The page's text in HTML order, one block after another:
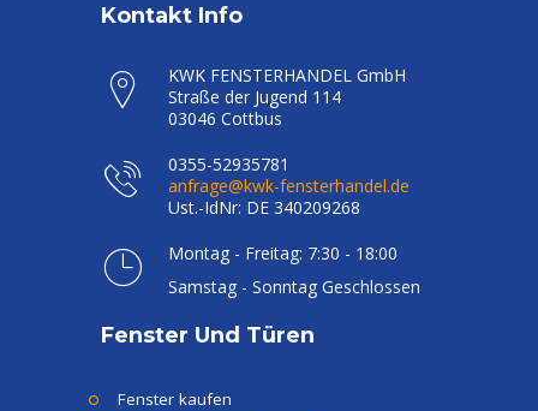
Kontakt Info
KWK FENSTERHANDEL GmbH
Straße der Jugend 114
03046 Cottbus
0355-52935781
anfrage@kwk-fensterhandel.de
Ust.-IdNr: DE 340209268
Montag - Freitag: 7:30 - 18:00
Samstag - Sonntag Geschlossen
Fenster Und Türen
Fenster kaufen